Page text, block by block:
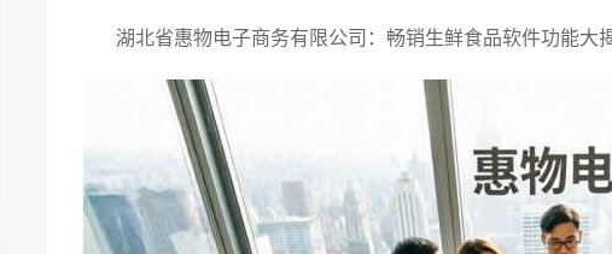
湖北省惠物电子商务有限公司：畅销生鲜食品软件功能大